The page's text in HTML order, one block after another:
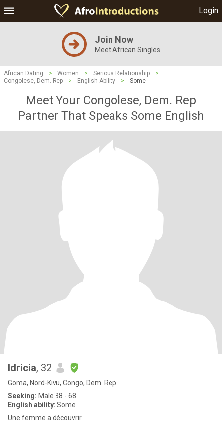
Login
Join Now
Meet African Singles
African Dating > Women > Serious Relationship
>
Congolese, Dem. Rep
> English Ability > Some
Meet Your Congolese, Dem. Rep
Partner That Speaks Some English
Idricia, 32
Goma, Nord-Kivu, Congo, Dem. Rep
Seeking: Male 38 - 68
English ability: Some
Une femme a découvrir